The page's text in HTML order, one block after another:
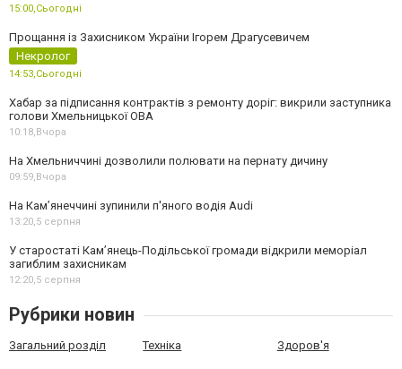
15:00,Сьогодні
Прощання із Захисником України Ігорем Драгусевичем
Некролог
14:53,Сьогодні
Хабар за підписання контрактів з ремонту доріг: викрили заступника
голови Хмельницької ОВА
10:18,Вчора
На Хмельниччині дозволили полювати на пернату дичину
09:59,Вчора
На Камʼянеччині зупинили п'яного водія Audi
13:20,5 серпня
У старостаті Кам’янець-Подільської громади відкрили меморіал
загиблим захисникам
12:20,5 серпня
Рубрики новин
Загальний розділ Техніка Здоров'я